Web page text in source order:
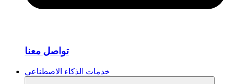
تواصل معنا
خدمات الذكاء الاصطناعي